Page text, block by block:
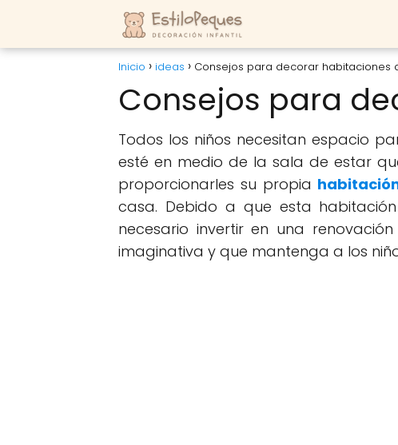
Inicio ideas Consejos para decorar habitaciones
Consejos para
Todos los niños necesitan espacio
esté en medio de la sala de estar
proporcionarles su propia
casa. Debido a que esta
necesario invertir en una
imaginativa y que mantenga a los